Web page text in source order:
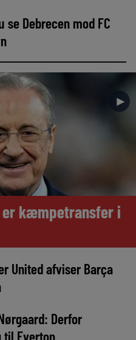
se Debrecen mod FC
►
er kæmpetransfer i
United afviser Barça
Derfor
Everton